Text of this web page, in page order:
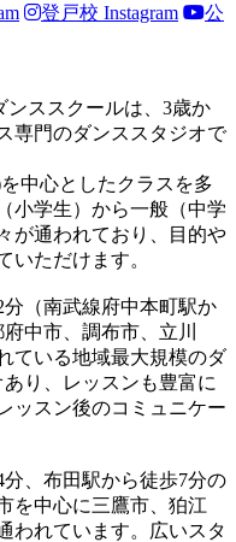
登戸校 Instagram
公
ンススクールは、3歳か
専門のダンススタジオで
中心としたクラスを多
小学生）から一般（中学
が通われており、目的や
いただけます。
（南武線府中本町駅か
中市、調布市、立川
ている地域最大規模のダ
り、レッスンも豊富に
ッスン後のコミュニケー
、布田駅から徒歩7分の
を中心に三鷹市、狛江
われています。広いスタ